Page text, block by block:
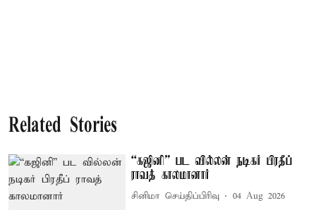
Related Stories
“கஜினி” பட வில்லன் நடிகர் பிரதீப்
ராவத் காலமானார்
சினிமா செய்திப்பிரிவு 04 Aug 2026